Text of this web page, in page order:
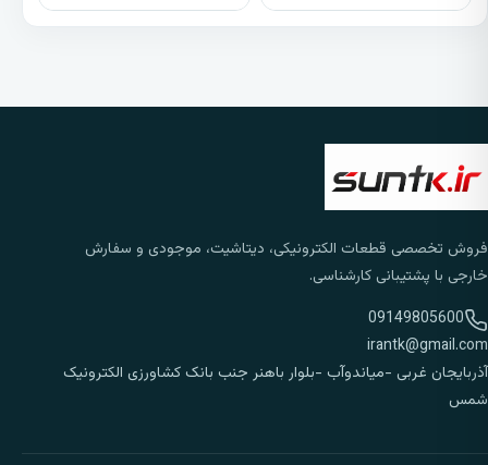
فروش تخصصی قطعات الکترونیکی، دیتاشیت، موجودی و سفارش
خارجی با پشتیبانی کارشناسی.
09149805600
irantk@gmail.com
آذربایجان غربی -میاندوآب -بلوار باهنر جنب بانک کشاورزی الکترونیک
شمس